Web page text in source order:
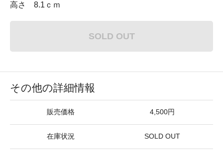
高さ 8.1ｃｍ
SOLD OUT
その他の詳細情報
販売価格 4,500円
在庫状況 SOLD OUT